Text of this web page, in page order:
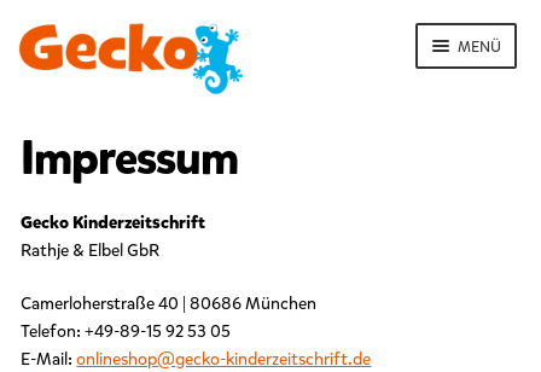
Navigation
springen
Inhalt
springen
MENÜ
r
t
I
m
p
Impressum
Gecko Kinderzeitschrift
Rathje & Elbel GbR
Camerloherstraße 40 | 80686 München
Telefon: +49-89-15 92 53 05
E-Mail:onlineshop@gecko-kinderzeitschrift.de